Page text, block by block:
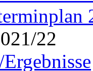
22